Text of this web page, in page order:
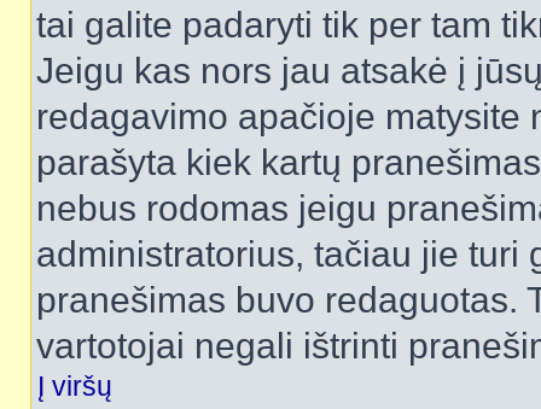
tai galite padaryti tik per tam
Jeigu kas nors jau atsakė į
redagavimo apačioje matysite
parašyta kiek kartų
nebus rodomas jeigu
administratorius, tačiau jie turi
pranešimas buvo redaguotas.
vartotojai negali ištrinti
Į viršų